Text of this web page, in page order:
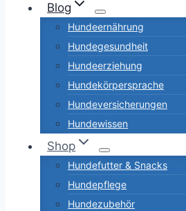
Blog
Hundeernährung
Hundegesundheit
Hundeerziehung
Hundekörpersprache
Hundeversicherungen
Hundewissen
Shop
Hundefutter & Snacks
Hundepflege
Hundezubehör